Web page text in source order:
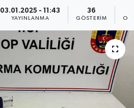
03.01.2025 - 11:43
YAYINLANMA
36
GÖSTERIM